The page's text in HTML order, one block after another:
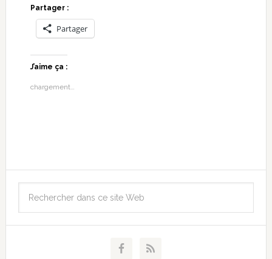
Partager :
Partager
J’aime ça :
chargement…